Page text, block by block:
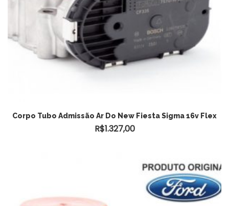
Corpo Tubo Admissão Ar Do New Fiesta Sigma 16v Flex
R$1.327,00